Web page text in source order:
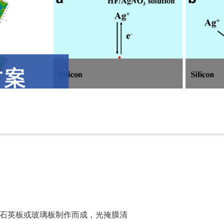
英板或玻璃板制作而成，光掩膜清